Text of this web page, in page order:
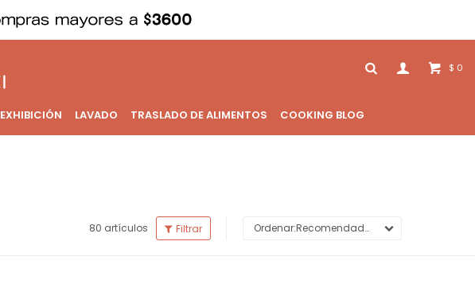
EXHIBICIÓN LAVADO TRASLADO DE ALIMENTOS COOKING BLOG
$ 0
80 artículos Recomendados